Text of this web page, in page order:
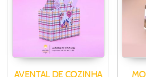
AVENTAL DE COZINHA